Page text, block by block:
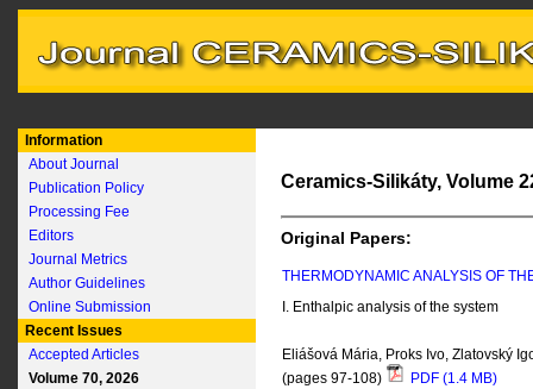
Information
About Journal
Publication Policy
Processing Fee
Editors
Journal Metrics
Author Guidelines
Online Submission
Recent Issues
Accepted Articles
Volume 70, 2026
Ceramics-Silikáty, Volume
Original Papers:
THERMODYNAMIC ANALYSIS OF
I. Enthalpic analysis of the system
Eliášová Mária, Proks Ivo, Zlatovský
(pages 97-108)
PDF (1.4 MB)